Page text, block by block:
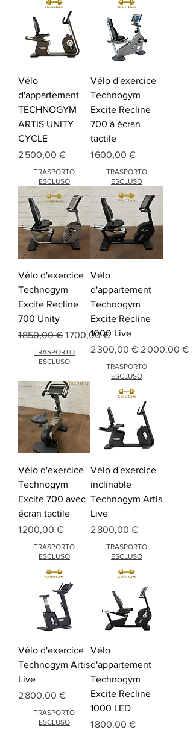
Vélo
d'appartement
TECHNOGYM
ARTIS UNITY
CYCLE
Prix
2 500,00 €
TRASPORTO
ESCLUSO
Vélo d'exercice
Technogym
Excite Recline
700 à écran
tactile
Prix
1 600,00 €
TRASPORTO
ESCLUSO
Vélo d'exercice
Technogym
Excite Recline
700 Unity
Prix original
1 850,00 € Prix promotionnel
1 700,00 €
TRASPORTO
ESCLUSO
Vélo
d'appartement
Technogym
Excite Recline
1000 Live
Prix original
2 300,00 € Prix
2 000,00 €
TRASPORTO
ESCLUSO
Vélo d'exercice
Technogym
Excite 700 avec
écran tactile
Prix
1 200,00 €
TRASPORTO
ESCLUSO
Vélo d'exercice
inclinable
Technogym Artis
Live
Prix
2 800,00 €
TRASPORTO
ESCLUSO
Vélo d'exercice
Technogym Artis
Live
Prix
2 800,00 €
TRASPORTO
ESCLUSO
Vélo
d'appartement
Technogym
Excite Recline
1000 LED
Prix
1 800,00 €